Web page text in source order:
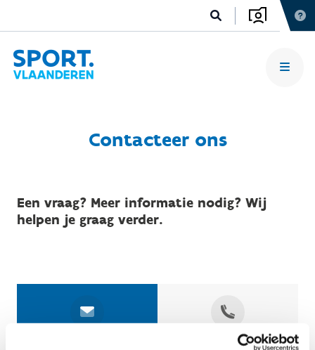
Contacteer ons
Een vraag? Meer informatie nodig? Wij
helpen je graag verder.